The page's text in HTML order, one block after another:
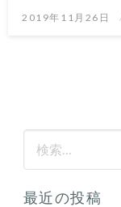
投
2019年11月26日
最近の投稿